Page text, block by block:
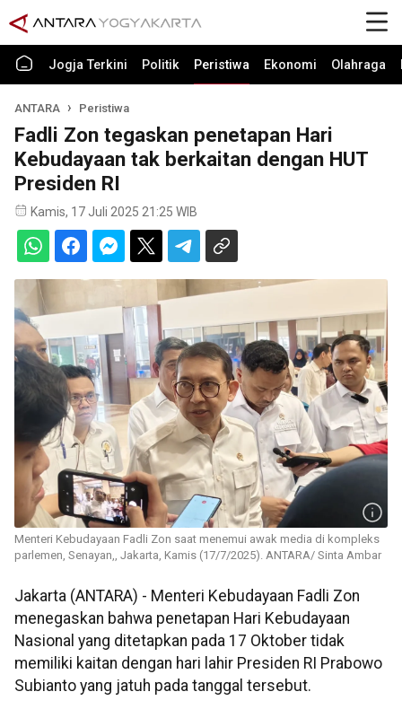
Jogja Terkini Politik Peristiwa Ekonomi Olahraga
ANTARA Peristiwa
Fadli Zon tegaskan penetapan Hari
Kebudayaan tak berkaitan dengan HUT
Presiden RI
Kamis, 17 Juli 2025 21:25 WIB
Menteri Kebudayaan Fadli Zon saat menemui awak media di kompleks
parlemen, Senayan,, Jakarta, Kamis (17/7/2025). ANTARA/ Sinta Ambar
Jakarta (ANTARA) - Menteri Kebudayaan Fadli Zon
menegaskan bahwa penetapan Hari Kebudayaan
Nasional yang ditetapkan pada 17 Oktober tidak
memiliki kaitan dengan hari lahir Presiden RI Prabowo
Subianto yang jatuh pada tanggal tersebut.